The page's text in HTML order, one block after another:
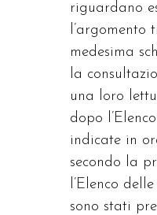
riguardano
l’argomento
medesima
la
una loro
dopo
indicate in
secondo la
l’Elenco
sono stati